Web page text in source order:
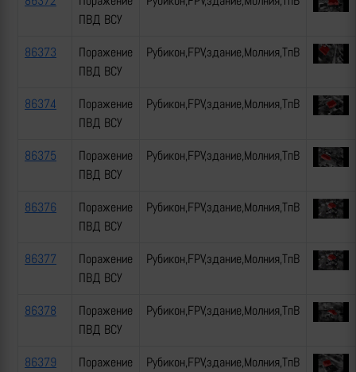
ПВД ВСУ
86373
Поражение
ПВД ВСУ
Рубикон,FPV,здание,Молния,ТпВ
86374
Поражение
ПВД ВСУ
Рубикон,FPV,здание,Молния,ТпВ
86375
Поражение
ПВД ВСУ
Рубикон,FPV,здание,Молния,ТпВ
86376
Поражение
ПВД ВСУ
Рубикон,FPV,здание,Молния,ТпВ
86377
Поражение
ПВД ВСУ
Рубикон,FPV,здание,Молния,ТпВ
86378
Поражение
ПВД ВСУ
Рубикон,FPV,здание,Молния,ТпВ
86379
Поражение
Рубикон,FPV,здание,Молния,ТпВ